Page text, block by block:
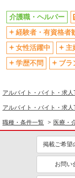
社会保険あり
退職金・財形貯蓄制度
制服貸与
資格取得支援制度あり
介護職・ヘルパー
同じ特徴から求人
未経験歓迎
ボーナス・賞与あり
介護職・ヘルパー
経験者・有資格者
女性活躍中
主
学歴不問
ブラ
アルバイト・バイト・求人
アルバイト・バイト・求人
職種・条件一覧 医療・
掲載ご希望
お問い